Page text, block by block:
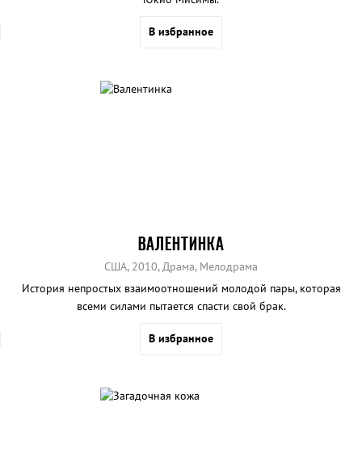
В избранное
ВАЛЕНТИНКА
США, 2010, Драма, Мелодрама
История непростых взаимоотношений молодой пары, которая
всеми силами пытается спасти свой брак.
В избранное